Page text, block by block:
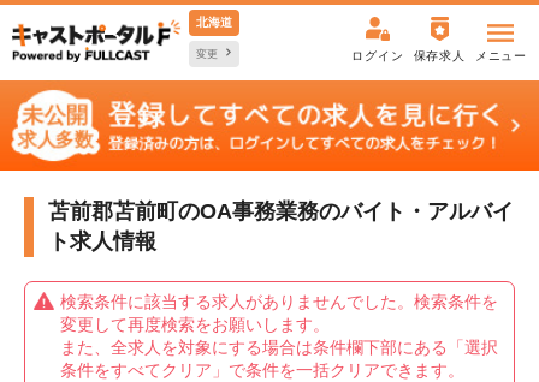
北海道
変更 ログイン 保存求人 メニュー
苫前郡苫前町のOA事務業務のバイト・アルバイ
ト求人情報
検索条件に該当する求人がありませんでした。検索条件を
変更して再度検索をお願いします。
また、全求人を対象にする場合は条件欄下部にある「選択
条件をすべてクリア」で条件を一括クリアできます。